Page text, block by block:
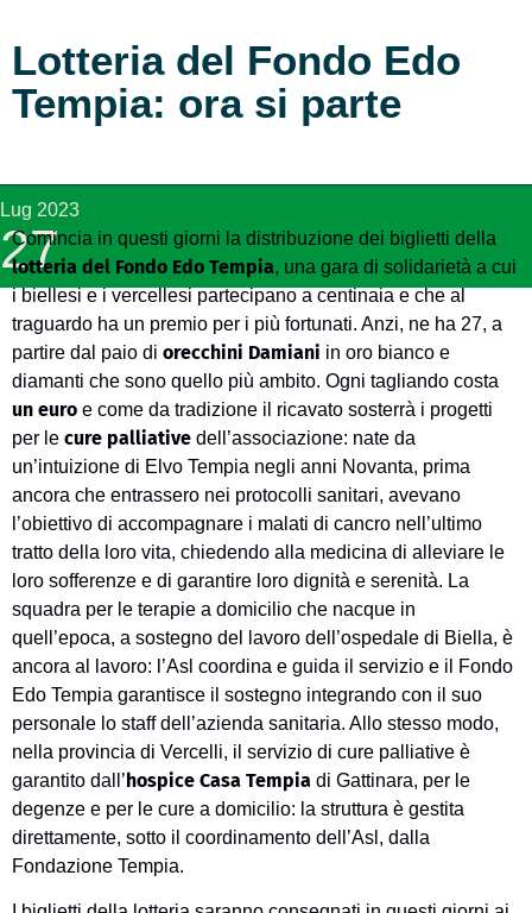
Lotteria del Fondo Edo
Tempia: ora si parte
Lug 2023
27
Comincia in questi giorni la distribuzione dei biglietti della
lotteria del Fondo Edo Tempia, una gara di solidarietà a cui
i biellesi e i vercellesi partecipano a centinaia e che al
traguardo ha un premio per i più fortunati. Anzi, ne ha 27, a
partire dal paio di orecchini Damiani in oro bianco e
diamanti che sono quello più ambito. Ogni tagliando costa
un euro e come da tradizione il ricavato sosterrà i progetti
per le cure palliative dell’associazione: nate da
un’intuizione di Elvo Tempia negli anni Novanta, prima
ancora che entrassero nei protocolli sanitari, avevano
l’obiettivo di accompagnare i malati di cancro nell’ultimo
tratto della loro vita, chiedendo alla medicina di alleviare le
loro sofferenze e di garantire loro dignità e serenità. La
squadra per le terapie a domicilio che nacque in
quell’epoca, a sostegno del lavoro dell’ospedale di Biella, è
ancora al lavoro: l’Asl coordina e guida il servizio e il Fondo
Edo Tempia garantisce il sostegno integrando con il suo
personale lo staff dell’azienda sanitaria. Allo stesso modo,
nella provincia di Vercelli, il servizio di cure palliative è
garantito dall’hospice Casa Tempia di Gattinara, per le
degenze e per le cure a domicilio: la struttura è gestita
direttamente, sotto il coordinamento dell’Asl, dalla
Fondazione Tempia.